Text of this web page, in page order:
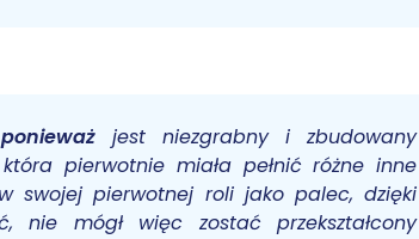
ponieważjest niezgrabny i zbudowany
pierwotnie miała pełnić różne inne
swojej pierwotnej roli jako palec, dzięki
mógł więc zostać przekształcony